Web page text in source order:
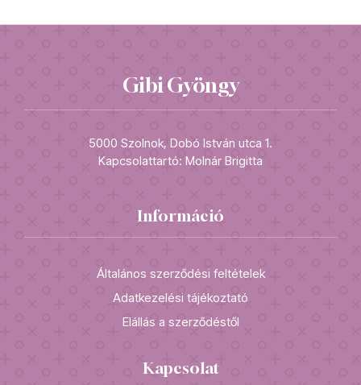
Gibi Gyöngy
5000 Szolnok, Dobó István utca 1.
Kapcsolattartó: Molnár Brigitta
Információ
Általános szerződési feltételek
Adatkezelési tájékoztató
Elállás a szerződéstől
Kapcsolat